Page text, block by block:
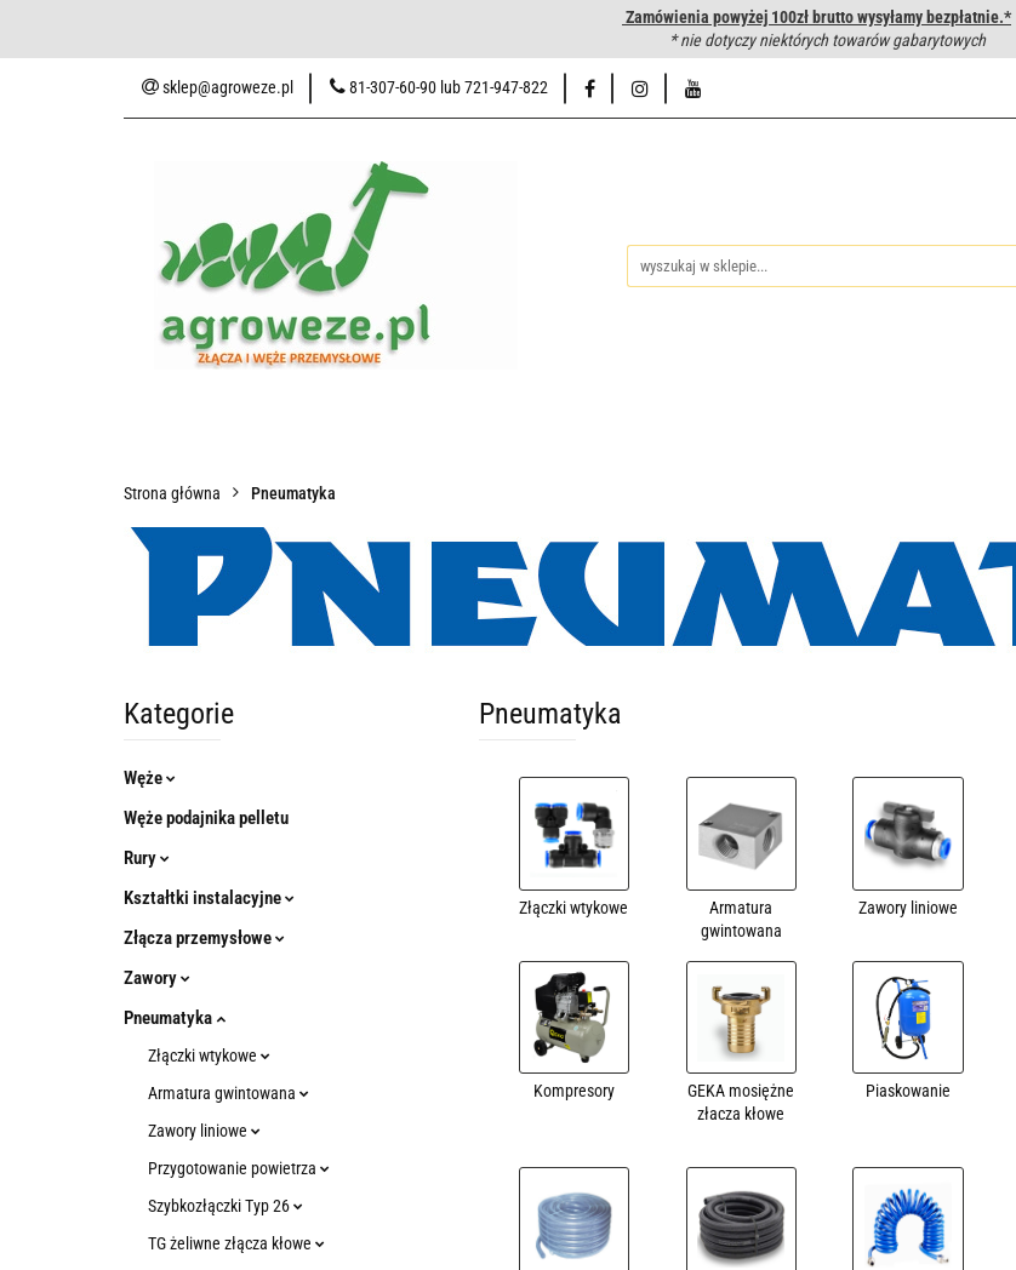
Zamówienia powyżej 100zł brutto wysyłamy bezpłatnie.*
* nie dotyczy niektórych towarów gabarytowych
sklep@agroweze.pl 81-307-60-90 lub 721-947-822
Zakuwanie węży hydraulicznych Hurtownia Napisz do nas
Strona główna Pneumatyka
Kategorie
Węże
Węże podajnika pelletu
Rury
Kształtki instalacyjne
Złącza przemysłowe
Zawory
Pneumatyka
Złączki wtykowe
Armatura gwintowana
Zawory liniowe
Przygotowanie powietrza
Szybkozłączki Typ 26
TG żeliwne złącza kłowe
Pneumatyka
Złączki wtykowe
Armatura
gwintowana
Zawory liniowe
Kompresory
GEKA mosiężne
złacza kłowe
Piaskowanie